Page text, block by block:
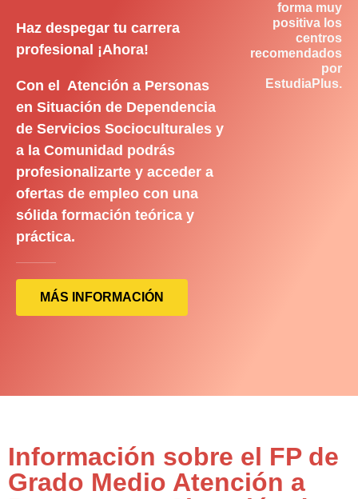
Haz despegar tu carrera
profesional ¡Ahora!
Con el Atención a Personas
en Situación de Dependencia
de Servicios Socioculturales y
a la Comunidad podrás
profesionalizarte y acceder a
ofertas de empleo con una
sólida formación teórica y
práctica.
MÁS INFORMACIÓN
forma muy
positiva los
centros
recomendados
por
EstudiaPlus.
Información sobre el FP de
Grado Medio Atención a